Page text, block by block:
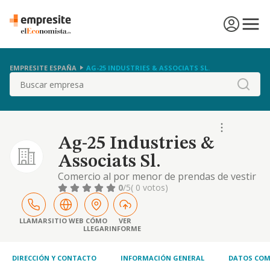
EMPRESITE ESPAÑA AG-25 INDUSTRIES & ASSOCIATS SL.
Buscar
Ag-25 Industries &
Associats Sl.
Comercio al por menor de prendas de vestir
de señora.
0/5( 0 votos)
LLAMARSITIO WEB CÓMO
LLEGAR
VER
INFORME
DIRECCIÓN Y CONTACTO INFORMACIÓN GENERAL DATOS